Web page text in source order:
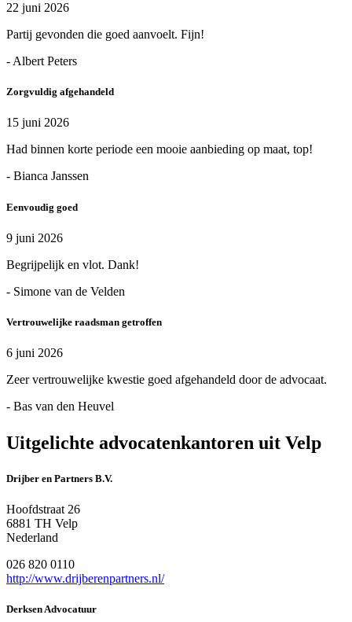
22 juni 2026
Partij gevonden die goed aanvoelt. Fijn!
- Albert Peters
Zorgvuldig afgehandeld
15 juni 2026
Had binnen korte periode een mooie aanbieding op maat, top!
- Bianca Janssen
Eenvoudig goed
9 juni 2026
Begrijpelijk en vlot. Dank!
- Simone van de Velden
Vertrouwelijke raadsman getroffen
6 juni 2026
Zeer vertrouwelijke kwestie goed afgehandeld door de advocaat.
- Bas van den Heuvel
Uitgelichte advocatenkantoren uit Velp
Drijber en Partners B.V.
Hoofdstraat 26
6881 TH Velp
Nederland
026 820 0110
http://www.drijberenpartners.nl/
Derksen Advocatuur